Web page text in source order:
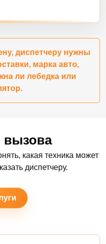
диспетчеру нужны
марка авто,
ли лебедка или
вызова
какая техника может
диспетчеру.